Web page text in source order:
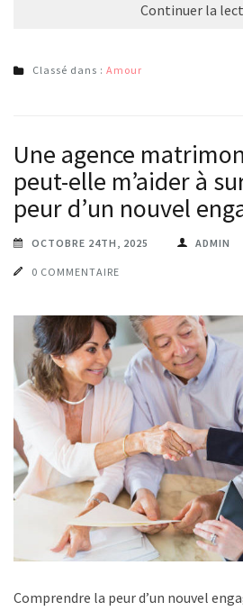
Continuer la
Classé dans : Amour
Une agence
peut-elle m’aider à
peur d’un nouvel
OCTOBRE 24TH, 2025 ADMIN
0 COMMENTAIRE
Comprendre la peur d’un nouvel